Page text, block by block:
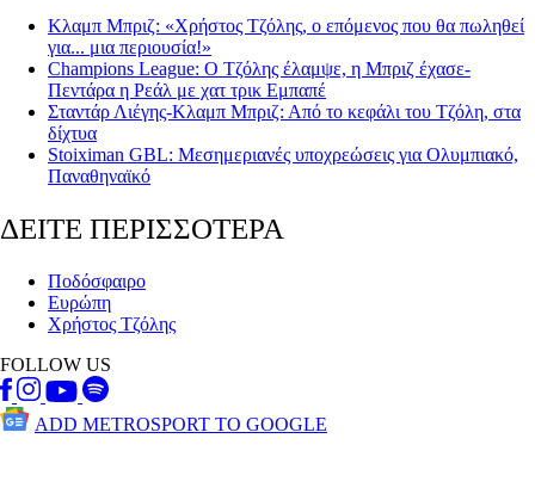
Κλαμπ Μπριζ: «Χρήστος Τζόλης, ο επόμενος που θα πωληθεί
για... μια περιουσία!»
Champions League: Ο Τζόλης έλαμψε, η Μπριζ έχασε-
Πεντάρα η Ρεάλ με χατ τρικ Εμπαπέ
Σταντάρ Λιέγης-Κλαμπ Μπριζ: Από το κεφάλι του Τζόλη, στα
δίχτυα
Stoiximan GBL: Μεσημεριανές υποχρεώσεις για Ολυμπιακό,
Παναθηναϊκό
ΔΕΙΤΕ ΠΕΡΙΣΣΟΤΕΡΑ
Ποδόσφαιρο
Ευρώπη
Χρήστος Τζόλης
FOLLOW US
ADD METROSPORT TO GOOGLE